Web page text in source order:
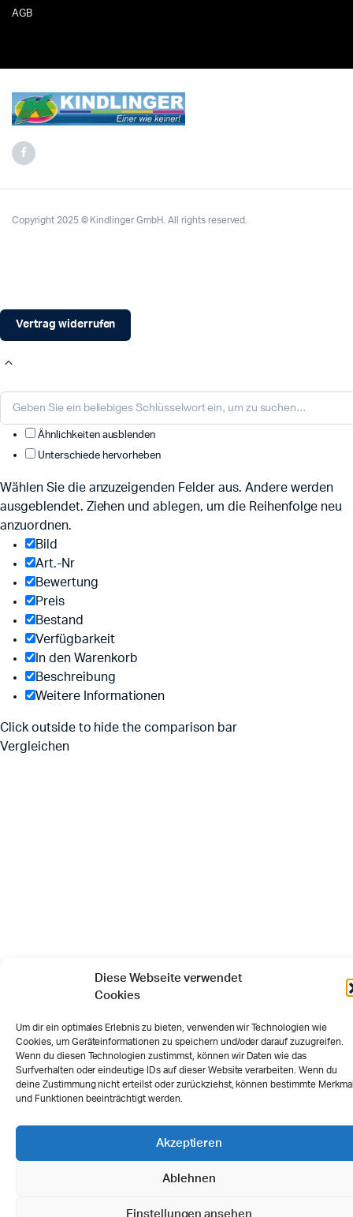
Diese Webseite verwendet
Cookies
Um dir ein optimales Erlebnis zu bieten, verwenden wir Technologien wie
Cookies, um Geräteinformationen zu speichern und/oder darauf zuzugreifen.
Wenn du diesen Technologien zustimmst, können wir Daten wie das
Surfverhalten oder eindeutige IDs auf dieser Website verarbeiten. Wenn du
deine Zustimmung nicht erteilst oder zurückziehst, können bestimmte
und Funktionen beeinträchtigt werden.
Akzeptieren
Ablehnen
Einstellungen ansehen
AGB
Copyright 2025 © Kindlinger GmbH. All rights reserved.
Vertrag widerrufen
Ähnlichkeiten ausblenden
Unterschiede hervorheben
Wählen Sie die anzuzeigenden Felder aus. Andere werden
ausgeblendet. Ziehen und ablegen, um die Reihenfolge neu
anzuordnen.
Bild
Art.-Nr
Bewertung
Preis
Bestand
Verfügbarkeit
In den Warenkorb
Beschreibung
Weitere Informationen
Click outside to hide the comparison bar
Vergleichen